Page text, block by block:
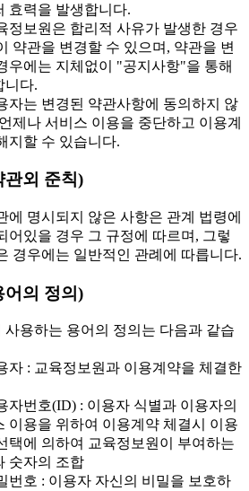
효력을 발생합니다.
정보원은 합리적 사유가 발생한 경우
약관을 변경할 수 있으며, 약관을 변
우에는 지체없이 "공지사항"을 통해
니다.
자는 변경된 약관사항에 동의하지 않
제나 서비스 이용을 중단하고 이용계
지할 수 있습니다.
관외 준칙)
에 명시되지 않은 사항은 관계 법령에
어있을 경우 그 규정에 따르며, 그렇
경우에는 일반적인 관례에 따릅니다.
어의 정의)
사용하는 용어의 정의는 다음과 같습
자 : 교육정보원과 이용계약을 체결한
번호(ID) : 이용자 식별과 이용자의
이용을 위하여 이용계약 체결시 이용
택에 의하여 교육정보원이 부여하는
숫자의 조합
번호 : 이용자 자신의 비밀을 보호하